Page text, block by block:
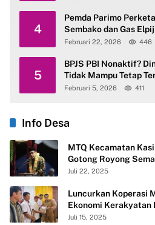
4
Pemda Parimo
Sembako dan Gas
Februari 22, 2026 446
5
BPJS PBI Nonaktif?
Tidak Mampu Tetap
Februari 5, 2026 411
Info Desa
MTQ Kecamatan
Gotong Royong
Desa
Juli 22, 2025
Luncurkan Koperasi
Ekonomi Kerakyatan
Juli 15, 2025